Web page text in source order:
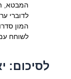
המבטא,
לדוברי
המון
לשוחח
לסיכום: